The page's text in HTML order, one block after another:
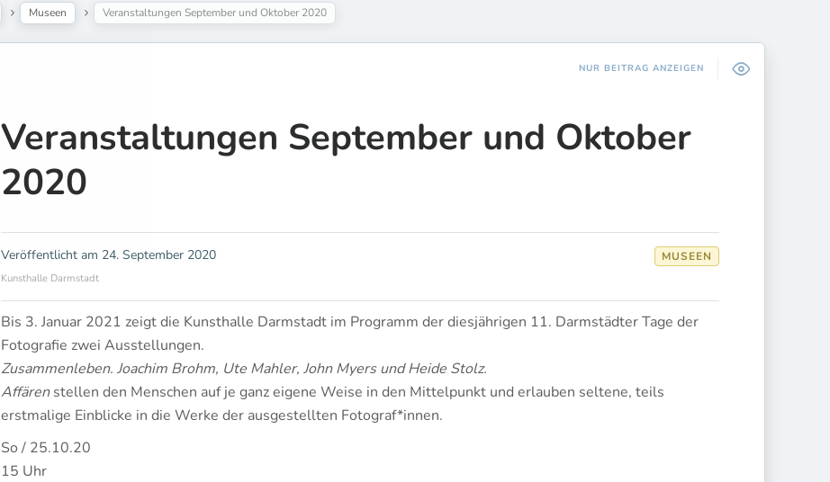
Museen Veranstaltungen September und Oktober 2020
NUR BEITRAG ANZEIGEN
Veranstaltungen September und Oktober
2020
Veröffentlicht am 24. September 2020 MUSEEN
Kunsthalle Darmstadt
Bis 3. Januar 2021 zeigt die Kunsthalle Darmstadt im Programm der diesjährigen 11. Darmstädter Tage der
Fotografie zwei Ausstellungen.
Zusammenleben. Joachim Brohm, Ute Mahler, John Myers und Heide Stolz.
Affärenstellen den Menschen auf je ganz eigene Weise in den Mittelpunkt und erlauben seltene, teils
erstmalige Einblicke in die Werke der ausgestellten Fotograf*innen.
So / 25.10.20
15 Uhr